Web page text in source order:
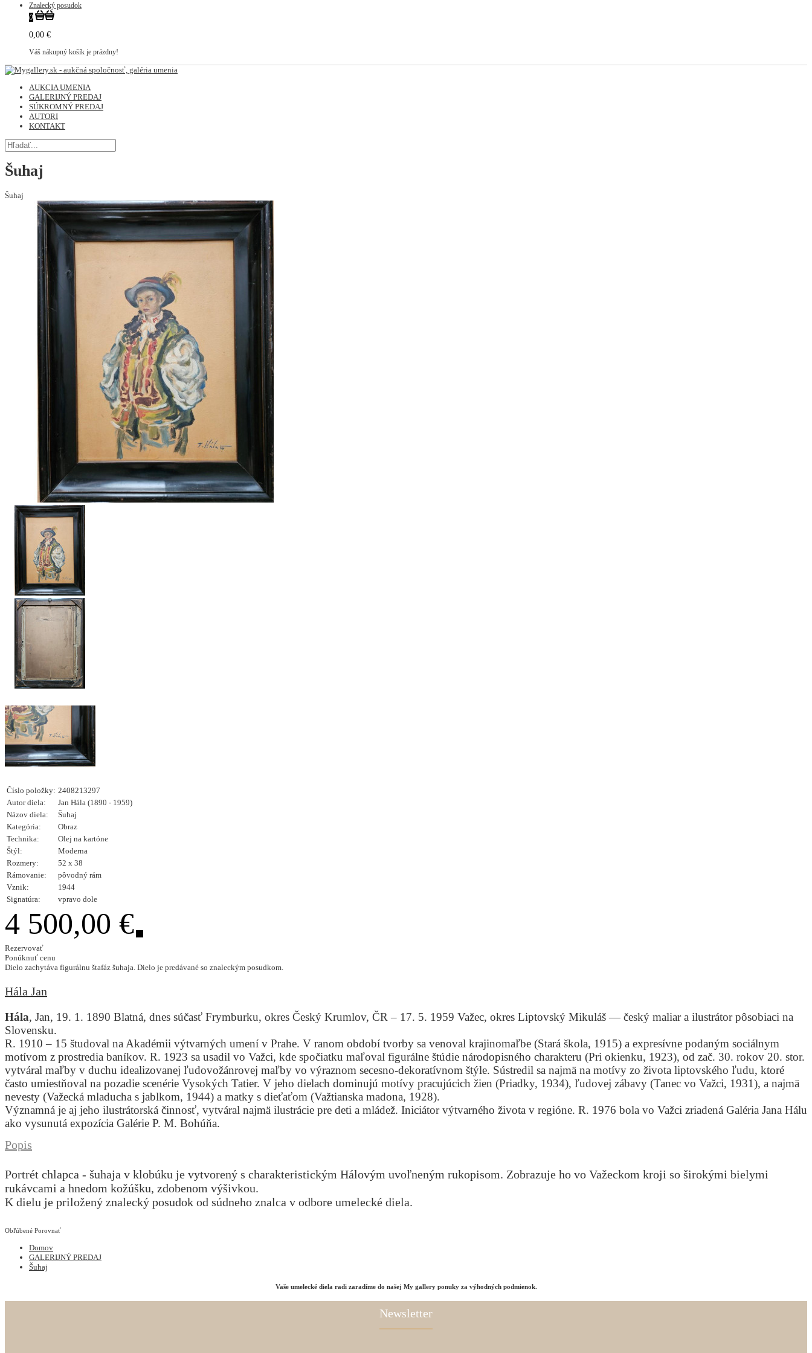
Znalecký posudok
0
0,00 €
Váš nákupný košík je prázdny!
AUKCIA UMENIA
GALERIJNÝ PREDAJ
SÚKROMNÝ PREDAJ
AUTORI
KONTAKT
Šuhaj
Šuhaj
Číslo položky: 2408213297
Autor diela:
Jan Hála (1890 - 1959)
Názov diela:
Šuhaj
Kategória:
Obraz
Technika:
Olej na kartóne
Štýl:
Moderna
Rozmery:
52 x 38
Rámovanie:
pôvodný rám
Vznik:
1944
Signatúra:
vpravo dole
4 500,00 €
Rezervovať
Ponúknuť cenu
Dielo zachytáva figurálnu štafáz šuhaja. Dielo je predávané so znaleckým posudkom.
Hála Jan
Hála, Jan, 19. 1. 1890 Blatná, dnes súčasť Frymburku, okres Český Krumlov, ČR – 17. 5. 1959 Važec, okres Liptovský Mikuláš — český maliar a ilustrátor pôsobiaci na
Slovensku.
R. 1910 – 15 študoval na Akadémii výtvarných umení v Prahe. V ranom období tvorby sa venoval krajinomaľbe (Stará škola, 1915) a expresívne podaným sociálnym
motívom z prostredia baníkov. R. 1923 sa usadil vo Važci, kde spočiatku maľoval figurálne štúdie národopisného charakteru (Pri okienku, 1923), od zač. 30. rokov 20. stor.
vytváral maľby v duchu idealizovanej ľudovožánrovej maľby vo výraznom secesno-dekoratívnom štýle. Sústredil sa najmä na motívy zo života liptovského ľudu, ktoré
často umiestňoval na pozadie scenérie Vysokých Tatier. V jeho dielach dominujú motívy pracujúcich žien (Priadky, 1934), ľudovej zábavy (Tanec vo Važci, 1931), a najmä
nevesty (Važecká mladucha s jablkom, 1944) a matky s dieťaťom (Važtianska madona, 1928).
Významná je aj jeho ilustrátorská činnosť, vytváral najmä ilustrácie pre deti a mládež. Iniciátor výtvarného života v regióne. R. 1976 bola vo Važci zriadená Galéria Jana Hálu
ako vysunutá expozícia Galérie P. M. Bohúňa.
Popis
Portrét chlapca - šuhaja v klobúku je vytvorený s charakteristickým Hálovým uvoľneným rukopisom. Zobrazuje ho vo Važeckom kroji so širokými bielymi
rukávcami a hnedom kožúšku, zdobenom výšivkou.
K dielu je priložený znalecký posudok od súdneho znalca v odbore umelecké diela.
Obľúbené Porovnať
Domov
GALERIJNÝ PREDAJ
Šuhaj
Vaše umelecké diela radi zaradíme do našej My gallery ponuky za výhodných podmienok.
Newsletter